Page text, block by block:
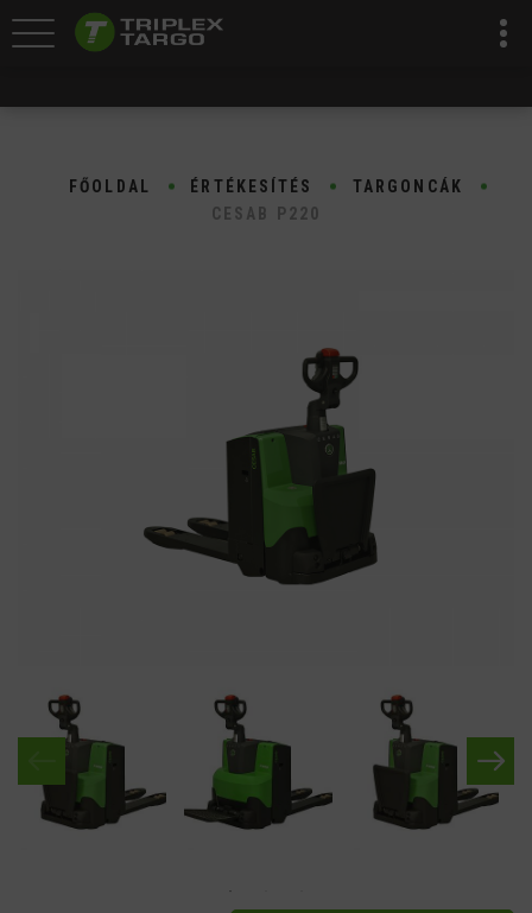
FŐOLDAL ÉRTÉKESÍTÉS
TARGONCÁK
CESAB P220